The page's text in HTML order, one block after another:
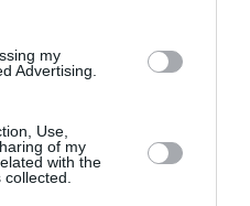
my
Advertising.
Use,
of my
with the